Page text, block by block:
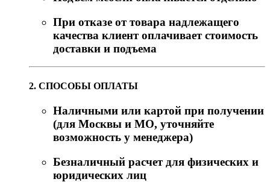
При отказе от товара надлежащего
качества клиент оплачивает стоимость
доставки и подъема
2. СПОСОБЫ ОПЛАТЫ
Наличными или картой при получении
(для Москвы и МО, уточняйте
возможность у менеджера)
Безналичный расчет для физических и
юридических лиц